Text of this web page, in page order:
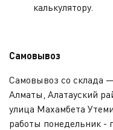
калькулятору.
Самовывоз
Самовывоз со склада
Алматы, Алатауский
улица Махамбета
работы понедельник -